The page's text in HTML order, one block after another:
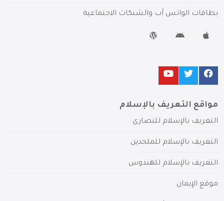
بطاقات الواتس آب والشبكات الاجتماعية
مواقع التعريف بالإسلام
التعريف بالإسلام للنصارى
التعريف بالإسلام للملحدين
التعريف بالإسلام للهندوس
موقع الإيمان